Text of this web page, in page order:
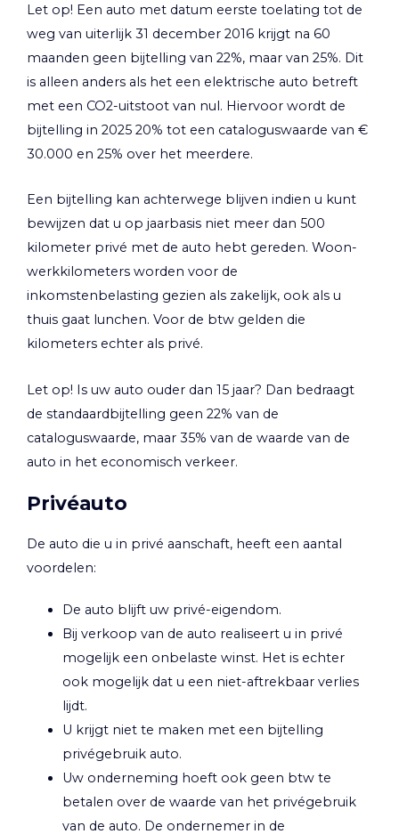
Let op! Een auto met datum eerste toelating tot de
weg van uiterlijk 31 december 2016 krijgt na 60
maanden geen bijtelling van 22%, maar van 25%. Dit
is alleen anders als het een elektrische auto betreft
met een CO2-uitstoot van nul. Hiervoor wordt de
bijtelling in 2025 20% tot een cataloguswaarde van €
30.000 en 25% over het meerdere.
Een bijtelling kan achterwege blijven indien u kunt
bewijzen dat u op jaarbasis niet meer dan 500
kilometer privé met de auto hebt gereden. Woon-
werkkilometers worden voor de
inkomstenbelasting gezien als zakelijk, ook als u
thuis gaat lunchen. Voor de btw gelden die
kilometers echter als privé.
Let op! Is uw auto ouder dan 15 jaar? Dan bedraagt
de standaardbijtelling geen 22% van de
cataloguswaarde, maar 35% van de waarde van de
auto in het economisch verkeer.
Privéauto
De auto die u in privé aanschaft, heeft een aantal
voordelen:
De auto blijft uw privé-eigendom.
Bij verkoop van de auto realiseert u in privé
mogelijk een onbelaste winst. Het is echter
ook mogelijk dat u een niet-aftrekbaar verlies
lijdt.
U krijgt niet te maken met een bijtelling
privégebruik auto.
Uw onderneming hoeft ook geen btw te
betalen over de waarde van het privégebruik
van de auto. De ondernemer in de